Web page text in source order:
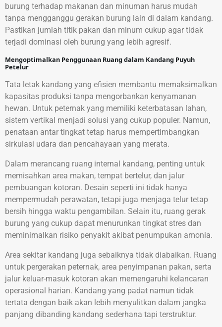
burung terhadap makanan dan minuman harus mudah
tanpa mengganggu gerakan burung lain di dalam kandang.
Pastikan jumlah titik pakan dan minum cukup agar tidak
terjadi dominasi oleh burung yang lebih agresif.
Mengoptimalkan Penggunaan Ruang dalam Kandang Puyuh
Petelur
Tata letak kandang yang efisien membantu memaksimalkan
kapasitas produksi tanpa mengorbankan kenyamanan
hewan. Untuk peternak yang memiliki keterbatasan lahan,
sistem vertikal menjadi solusi yang cukup populer. Namun,
penataan antar tingkat tetap harus mempertimbangkan
sirkulasi udara dan pencahayaan yang merata.
Dalam merancang ruang internal kandang, penting untuk
memisahkan area makan, tempat bertelur, dan jalur
pembuangan kotoran. Desain seperti ini tidak hanya
mempermudah perawatan, tetapi juga menjaga telur tetap
bersih hingga waktu pengambilan. Selain itu, ruang gerak
burung yang cukup dapat menurunkan tingkat stres dan
meminimalkan risiko penyakit akibat penumpukan amonia.
Area sekitar kandang juga sebaiknya tidak diabaikan. Ruang
untuk pergerakan peternak, area penyimpanan pakan, serta
jalur keluar-masuk kotoran akan memengaruhi kelancaran
operasional harian. Kandang yang padat namun tidak
tertata dengan baik akan lebih menyulitkan dalam jangka
panjang dibanding kandang sederhana tapi terstruktur.